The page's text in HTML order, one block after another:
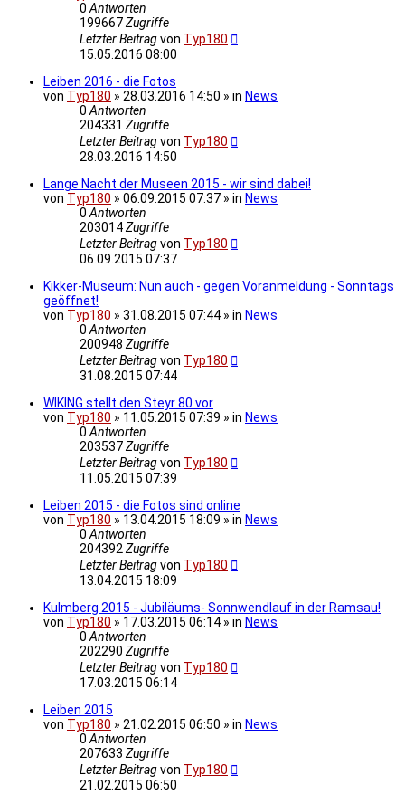
0Antworten
199667Zugriffe
Letzter Beitragvon Typ180
15.05.2016 08:00
Leiben 2016 - die Fotos
von Typ180 » 28.03.2016 14:50 » in News
0Antworten
204331 Zugriffe
Letzter Beitragvon Typ180
28.03.2016 14:50
Lange Nacht der Museen 2015 - wir sind dabei!
von Typ180 » 06.09.2015 07:37 » in News
0Antworten
203014Zugriffe
Letzter Beitragvon Typ180
06.09.2015 07:37
Kikker-Museum: Nun auch - gegen Voranmeldung - Sonntags
geöffnet!
von Typ180 » 31.08.2015 07:44 » in News
0Antworten
200948 Zugriffe
Letzter Beitragvon Typ180
31.08.2015 07:44
WIKING stellt den Steyr 80 vor
von Typ180 » 11.05.2015 07:39 » in News
0Antworten
203537Zugriffe
Letzter Beitragvon Typ180
11.05.2015 07:39
Leiben 2015 - die Fotos sind online
von Typ180 » 13.04.2015 18:09 » in News
0Antworten
204392Zugriffe
Letzter Beitragvon Typ180
13.04.2015 18:09
Kulmberg 2015 - Jubiläums- Sonnwendlauf in der Ramsau!
von Typ180 » 17.03.2015 06:14 » in News
0Antworten
202290 Zugriffe
Letzter Beitragvon Typ180
17.03.2015 06:14
Leiben 2015
von Typ180 » 21.02.2015 06:50 » in News
0Antworten
207633 Zugriffe
Letzter Beitragvon Typ180
21.02.2015 06:50